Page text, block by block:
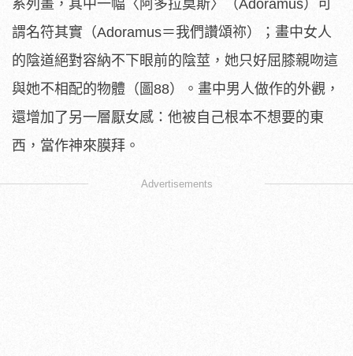
系列畫，其中一幅〈阿多拉莫斯〉（Adoramus）可
謂名符其實（Adoramus＝我們讚頌祢）；畫中女人
的陰道絕對容納不下眼前的陰莖，她只好屈膝親吻這
與她不相配的物體（圖88）。畫中男人做作的外觀，
還增加了另一層厭女感：他被自己根本不想要的東
西，當作神來膜拜。
Advertisements